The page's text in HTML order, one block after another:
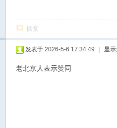
回复
发表于 2026-5-6 17:34:49 显
老北京人表示赞同